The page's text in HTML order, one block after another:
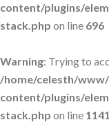
content/plugins/
stack.php on line 696
Warning: Trying to
/home/celesth/
content/plugins/
stack.php on line 1141